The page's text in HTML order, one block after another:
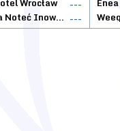
---
KSK Qemetica Noteć Inowrocław ---